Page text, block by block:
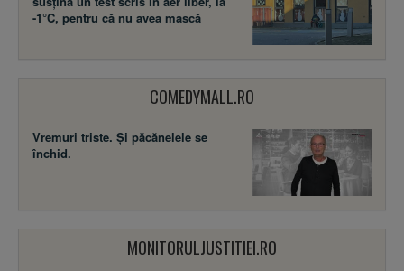
-1°C, pentru că nu avea mască
COMEDYMALL.RO
Vremuri triste. Şi păcănelele se
închid.
MONITORULJUSTITIEI.RO